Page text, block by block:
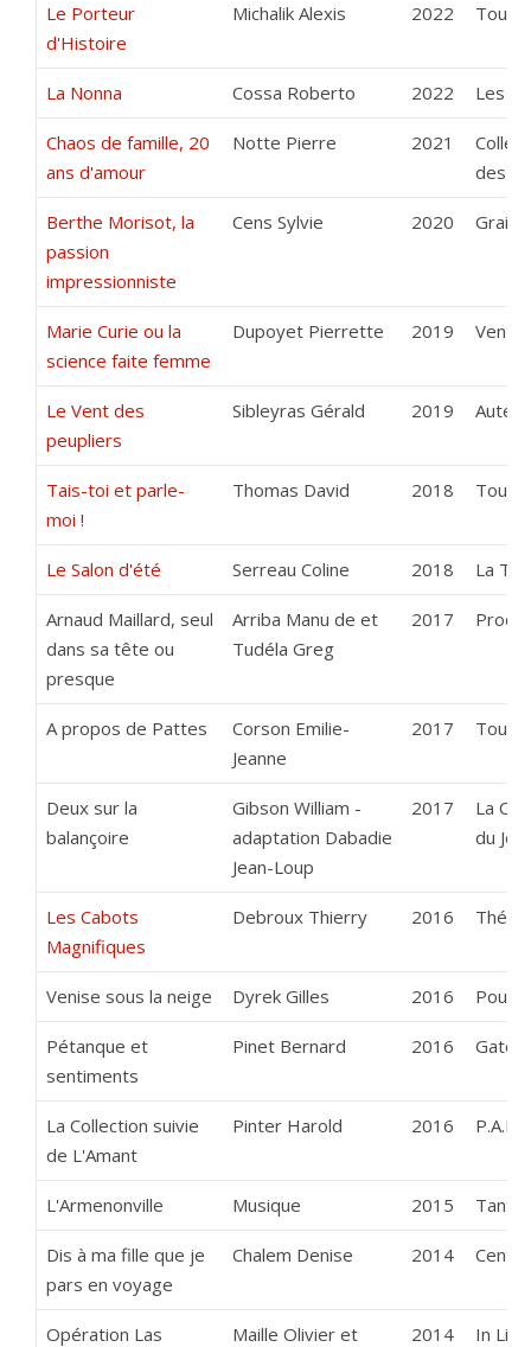
Le Porteur
d'Histoire
Michalik Alexis 2022 Tous
La Nonna Cossa Roberto 2022 Les
Chaos de famille, 20
ans d'amour
Notte Pierre 2021
des
Berthe Morisot, la
passion
impressionniste
Cens Sylvie 2020
Marie Curie ou la
science faite femme
Dupoyet Pierrette 2019 Vents
Le Vent des
peupliers
Sibleyras Gérald 2019
Tais-toi et parle-
moi !
Thomas David 2018 Tous
Le Salon d'été Serreau Coline 2018 La
Arnaud Maillard, seul
dans sa tête ou
presque
Arriba Manu de et
Tudéla Greg
2017
A propos de Pattes
Corson Emilie-
Jeanne
2017 Tous
Deux sur la
balançoire
Gibson William -
adaptation Dabadie
Jean-Loup
2017
La
du Jour
Les Cabots
Magnifiques
Debroux Thierry 2016
Venise sous la neige Dyrek Gilles 2016
Pétanque et
sentiments
Pinet Bernard 2016
La Collection suivie
de L'Amant
Pinter Harold 2016 P.A.F.R
L'Armenonville Musique 2015 Tant
Dis à ma fille que je
pars en voyage
Chalem Denise 2014 Cent
Opération Las
Maille Olivier et
2014 In